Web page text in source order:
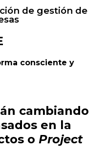
de gestión de
consciente y
cambiando
en la
o Project